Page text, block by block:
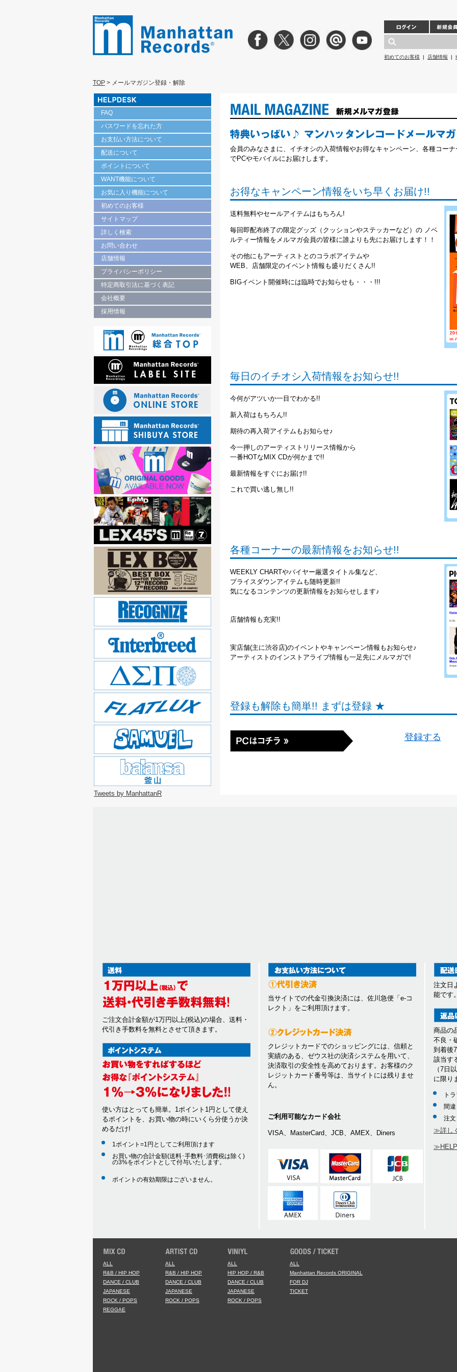
初めてのお客様 | 店舗情報 |
TOP > メールマガジン登録・解除
FAQ
パスワードを忘れた方
お支払い方法について
配送について
ポイントについて
WANT機能について
お気に入り機能について
初めてのお客様
サイトマップ
詳しく検索
お問い合わせ
店舗情報
プライバシーポリシー
特定商取引法に基づく表記
会社概要
採用情報
Tweets by ManhattanR
会員のみなさまに、イチオシの入荷情報やお得なキャンペーン、各種コー
でPCやモバイルにお届けします。
お得なキャンペーン情報をいち早くお届け!!
送料無料やセールアイテムはもちろん!
毎回即配布終了の限定グッズ（クッションやステッカーなど）の ノベ
ルティー情報をメルマガ会員の皆様に誰よりも先にお届けします！！
その他にもアーティストとのコラボアイテムや
WEB、店舗限定のイベント情報も盛りだくさん!!
BIGイベント開催時には臨時でお知らせも・・・!!!
毎日のイチオシ入荷情報をお知らせ!!
今何がアツいか一目でわかる!!
新入荷はもちろん!!
期待の再入荷アイテムもお知らせ♪
今一押しのアーティストリリース情報から
一番HOTなMIX CDが何かまで!!
最新情報をすぐにお届け!!
これで買い逃し無し!!
各種コーナーの最新情報をお知らせ!!
WEEKLY CHARTやバイヤー厳選タイトル集など、
プライスダウンアイテムも随時更新!!
気になるコンテンツの更新情報をお知らせします♪
店舗情報も充実!!
実店舗(主に渋谷店)のイベントやキャンペーン情報もお知らせ♪
アーティストのインストアライブ情報も一足先にメルマガで!
登録も解除も簡単!! まずは登録 ★
登録する
ご注文合計金額が1万円以上(税込)の場合、送料・
代引き手数料を無料とさせて頂きます。
使い方はとっても簡単。1ポイント1円として使え
るポイントを、お買い物の時にいくら分使うか決
めるだけ!
1ポイント=1円としてご利用頂けます
お買い物の合計金額(送料･手数料･消費税は除く)
の3%をポイントとして付与いたします。
ポイントの有効期限はございません。
当サイトでの代金引換決済には、佐川急便「e-コ
レクト」をご利用頂けます。
クレジットカードでのショッピングには、信頼と
実績のある、ゼウス社の決済システムを用いて、
決済取引の安全性を高めております。お客様のク
レジットカード番号等は、当サイトには残りませ
ん。
ご利用可能なカード会社
VISA、MasterCard、JCB、AMEX、Diners
注文日
能です
商品の
不良・
到着後
該当す
（7日
に限り
ト
間
注文
≫詳し
ALL
R&B / HIP HOP
DANCE / CLUB
JAPANESE
ROCK / POPS
REGGAE
ALL
R&B / HIP HOP
DANCE / CLUB
JAPANESE
ROCK / POPS
ALL
HIP HOP / R&B
DANCE / CLUB
JAPANESE
ROCK / POPS
ALL
Manhattan Records ORIGINAL
FOR DJ
TICKET